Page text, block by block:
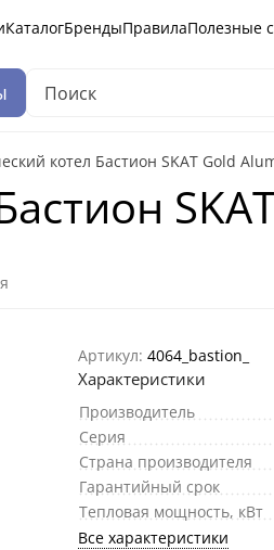
КаталогБрендыПравилаПолезные
котел Бастион SKAT Gold
Артикул: 4064_bastion_
Характеристики
Производитель
Серия
Страна производителя
Гарантийный срок
Тепловая мощность, кВт
Все характеристики